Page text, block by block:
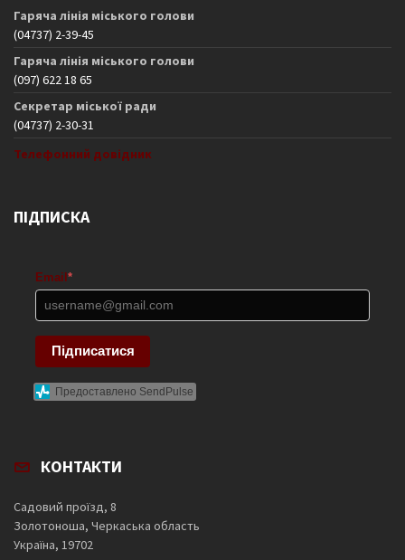
Гаряча лінія міського голови
(04737) 2-39-45
Гаряча лінія міського голови
(097) 622 18 65
Секретар міської ради
(04737) 2-30-31
Телефонний довідник
ПІДПИСКА
Email *
Підписатися
Предоставлено SendPulse
КОНТАКТИ
Садовий проїзд, 8
Золотоноша, Черкаська область
Україна, 19702